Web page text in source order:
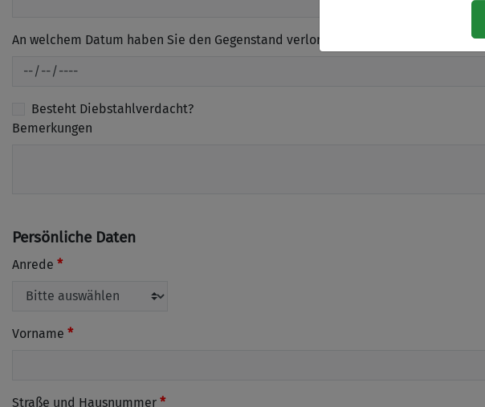
An welchem Datum haben Sie den Gegenstand verloren?
Besteht Diebstahlverdacht?
Bemerkungen
Persönliche Daten
Anrede
Vorname
Straße und Hausnummer